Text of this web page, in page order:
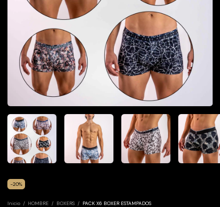
-20%
Inicio / HOMBRE / BOXERS / PACK X6 BOXER ESTAMPADOS